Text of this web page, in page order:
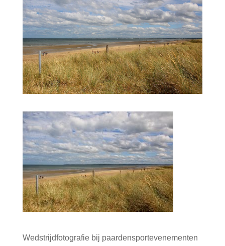
Wedstrijdfotografie bij paardensportevenementen